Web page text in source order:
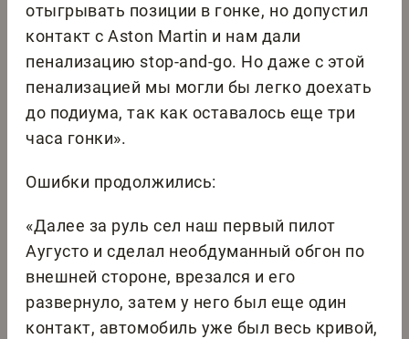
отыгрывать позиции в гонке, но допустил
контакт с Aston Martin и нам дали
пенализацию stop-and-go. Но даже с этой
пенализацией мы могли бы легко доехать
до подиума, так как оставалось еще три
часа гонки».
Ошибки продолжились:
«Далее за руль сел наш первый пилот
Аугусто и сделал необдуманный обгон по
внешней стороне, врезался и его
развернуло, затем у него был еще один
контакт, автомобиль уже был весь кривой,